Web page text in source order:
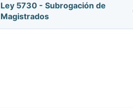
Ley 5730 - Subrogación de
Magistrados